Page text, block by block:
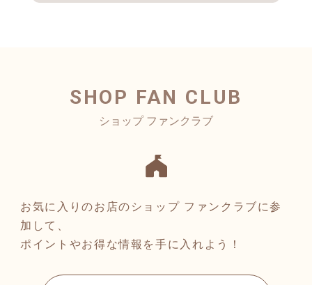
SHOP FAN CLUB
お気に入りのお店のショップ ファンクラブに参
加して、
ポイントやお得な情報を手に入れよう！